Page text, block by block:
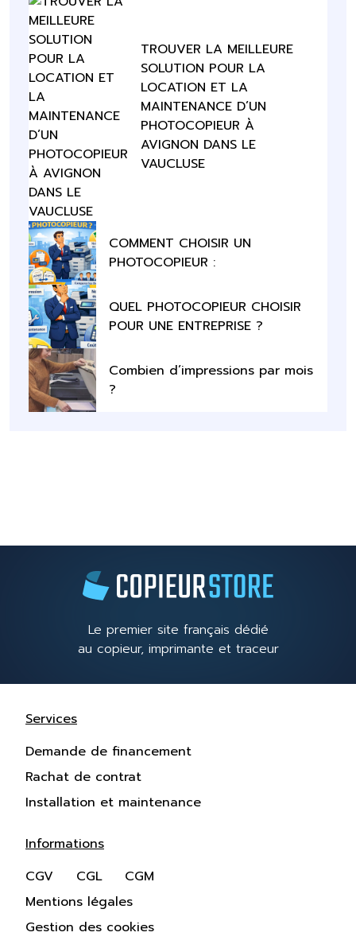
TROUVER LA MEILLEURE
SOLUTION POUR LA
LOCATION ET LA
MAINTENANCE D’UN
PHOTOCOPIEUR À
AVIGNON DANS LE
VAUCLUSE
COMMENT CHOISIR UN
PHOTOCOPIEUR :
QUEL PHOTOCOPIEUR CHOISIR
POUR UNE ENTREPRISE ?
Combien d’impressions par mois
?
Le premier site français dédié
au copieur, imprimante et traceur
Services
Demande de financement
Rachat de contrat
Installation et maintenance
Informations
CGV
CGL
CGM
Mentions légales
Gestion des cookies